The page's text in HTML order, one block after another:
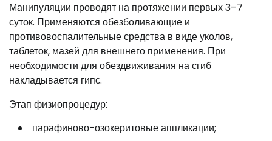
Манипуляции проводят на протяжении первых 3–7
суток. Применяются обезболивающие и
противовоспалительные средства в виде уколов,
таблеток, мазей для внешнего применения. При
необходимости для обездвиживания на сгиб
накладывается гипс.
Этап физиопроцедур:
парафиново-озокеритовые аппликации;